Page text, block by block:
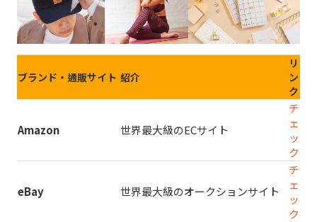
ブランド・通販サイト 紹介
リ
ン
ク
Amazon 世界最大級のECサイト
チ
ェ
ッ
ク
eBay 世界最大級のオークションサイト
チ
ェ
ッ
ク